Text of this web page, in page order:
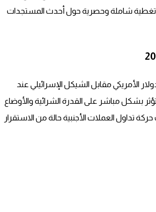
تغطية شاملة وحصرية حول أحدث المستجدات
الأمريكي مقابل الشيكل الإسرائيلي عند
تؤثر بشكل مباشر على القدرة الشرائية والأوضاع
تداول العملات الأجنبية حالة من الاستقرار